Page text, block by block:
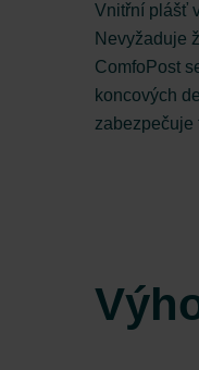
Vnitřní plášť
Nevyžaduje
ComfoPost
koncových
zabezpečuje